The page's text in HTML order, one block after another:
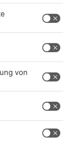
DERZEIT
D
W
ODER UN